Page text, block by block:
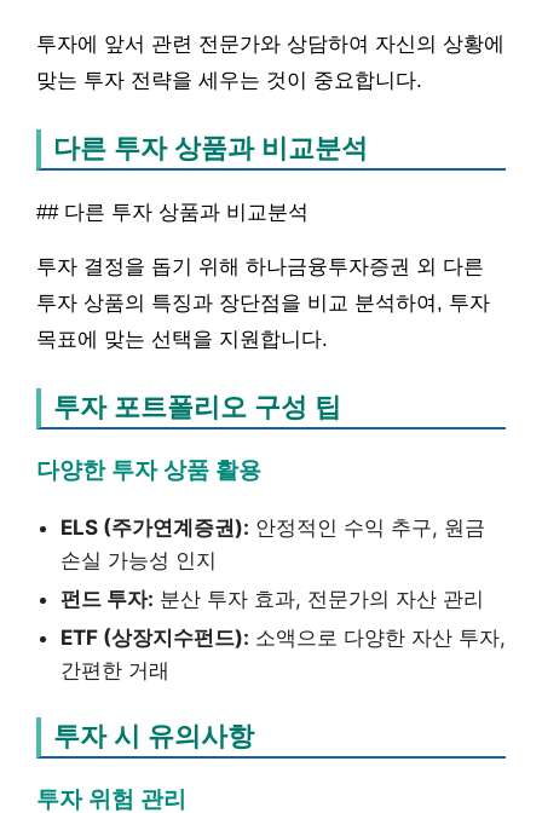
투자에 앞서 관련 전문가와 상담하여 자신의 상황에
맞는 투자 전략을 세우는 것이 중요합니다.
다른 투자 상품과 비교분석
## 다른 투자 상품과 비교분석
투자 결정을 돕기 위해 하나금융투자증권 외 다른
투자 상품의 특징과 장단점을 비교 분석하여, 투자
목표에 맞는 선택을 지원합니다.
투자 포트폴리오 구성 팁
다양한 투자 상품 활용
ELS (주가연계증권): 안정적인 수익 추구, 원금
손실 가능성 인지
펀드 투자: 분산 투자 효과, 전문가의 자산 관리
ETF (상장지수펀드): 소액으로 다양한 자산 투자,
간편한 거래
투자 시 유의사항
투자 위험 관리